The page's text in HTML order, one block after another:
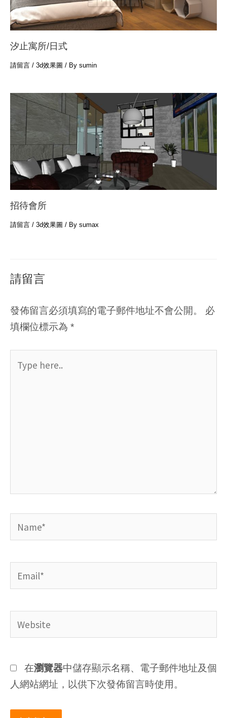
汐止寓所/日式
請留言 / 3d效果圖 / By sumin
招待會所
請留言 / 3d效果圖 / By sumax
請留言
發佈留言必須填寫的電子郵件地址不會公開。
必
填欄位標示為 *
here..
Email*
Website
在瀏覽器中儲存顯示名稱、電子郵件地址及個
人網站網址，以供下次發佈留言時使用。